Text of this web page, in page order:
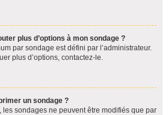
plus d’options à mon sondage ?
par sondage est défini par l’administrateur.
plus d’options, contactez-le.
un sondage ?
sondages ne peuvent être modifiés que par